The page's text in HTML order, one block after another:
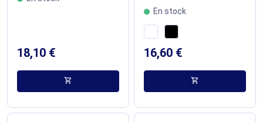
18,10 €
shopping_cart
En stock
16,60 €
shopping_cart